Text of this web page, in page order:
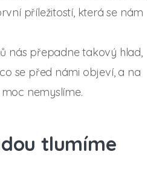
příležitostí, která se nám
nás přepadne takový hlad,
se před námi objeví, a na
nemyslíme.
tlumíme